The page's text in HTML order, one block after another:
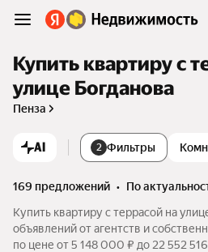
Купить квартиру с
улице Богданова
Пенза
AI 2 Фильтры
169 предложений •
по
Купить квартиру с террасой на
объявлений от агентств и
по цене от 5 148 000 ₽ до 22 552